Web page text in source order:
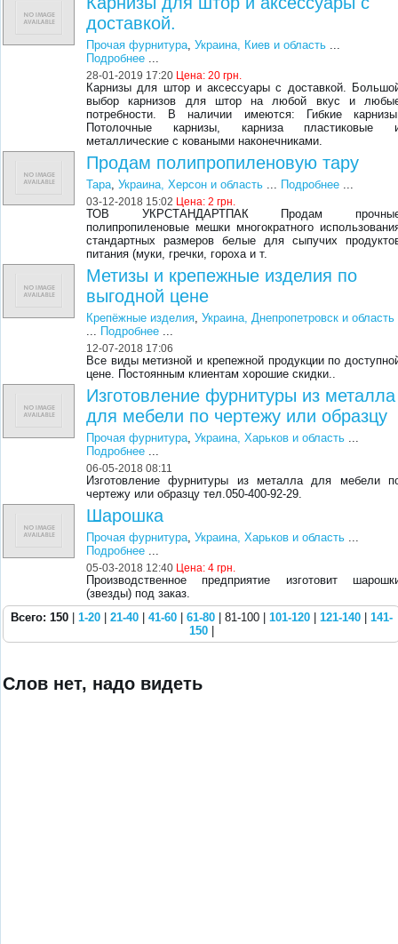
доставкой.
Прочая фурнитура,Украина, Киев и область ...
Подробнее ...
28-01-2019 17:20 Цена:20 грн.
Карнизы для штор и аксессуары с доставкой.
выбор карнизов для штор на любой вкус и
потребности. В наличии имеются: Гибкие
Потолочные карнизы, карниза пластиковые
металлические с коваными наконечниками.
Продам полипропиленовую тару
Тара,Украина, Херсон и область ... Подробнее ...
03-12-2018 15:02 Цена:2 грн.
ТОВ УКРСТАНДАРТПАК Продам
полипропиленовые мешки многократного
стандартных размеров белые для сыпучих
питания (муки, гречки, гороха и т.
Метизы и крепежные изделия по
выгодной цене
Крепёжные изделия,Украина, Днепропетровск и область
... Подробнее ...
12-07-2018 17:06
Все виды метизной и крепежной продукции по
цене. Постоянным клиентам хорошие скидки..
Изготовление фурнитуры из металла
для мебели по чертежу или образцу
Прочая фурнитура,Украина, Харьков и область ...
Подробнее ...
06-05-2018 08:11
Изготовление фурнитуры из металла для мебели
чертежу или образцу тел.050-400-92-29.
Шарошка
Прочая фурнитура,Украина, Харьков и область ...
Подробнее ...
05-03-2018 12:40 Цена:4 грн.
Производственное предприятие изготовит
(звезды) под заказ.
Всего: 150
1-20 21-40 41-60 61-80 | 81-100 | 101-120 121-140
141-
150
Слов нет, надо видеть